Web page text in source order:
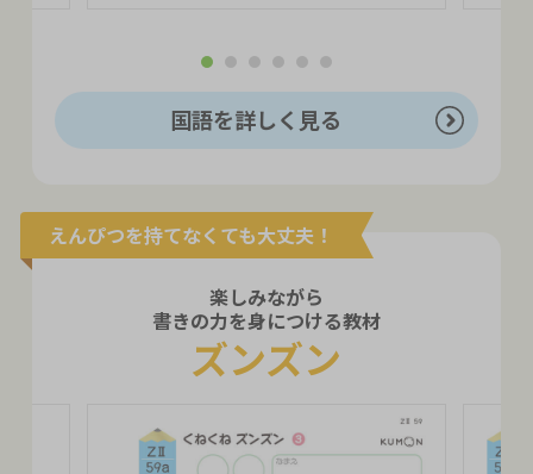
国語を詳しく見る
えんぴつを持てなくても大丈夫！
楽しみながら
書きの力を身につける教材
ズンズン